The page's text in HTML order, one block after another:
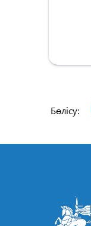
Бөлісу: